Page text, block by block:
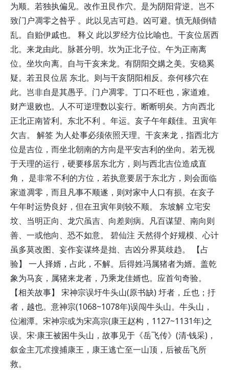
为顺。若独执偏见。改作丑艮作穴。是为阴阳背逆。岂不
致门户凋零之咎乎 。此以见吉可趋。凶可避。慎无颠倒错
乱。自贻伊戚也。 释义 此以罗经方位比喻也。干亥位居西
北。来龙由此。脉甚分明。坎为正北子位。午为正南离
位。坐坎向离。自与干亥来龙。有阴阳交媾之美。安稳奚
疑。若丑艮位居 东北。则与干亥阴阳相反。奈何移穴在
此。岂非自是其愚乎。门户凋零。丁口不旺也，家道难。
财产退败也。人不可逆理数以妄行。断断明矣。方向西北
正北正南皆利。东北不利 。年运。亥子午年颇佳。丑寅年
欠吉。 解签 为人处事必须依照天理。干亥来龙，指西北方
位是吉位，而坐北朝南的方向是平安吉利的坐向。若无视
于天理的运行，硬要移居东北方，则与西北吉位造成直
角， 是非常不利的方位，若执意要居于东北方，则会面临
家道凋零，而且凡事不顺遂，则对家中人口有损。在亥子
午年时运势良好，但在丑寅年则较不顺。 东坡解 立宅安
坟、当明正向、龙穴虽吉、向差则病。凡百谋望、南向则
善、一或他向、恐不如意。 碧仙注 天然得个好规模、心计
虽多莫改图、妄作妄谋终是拙、吉凶分界莫歧趋。 【占
验】 一人择婿，占此，不解。后得姓冯属猪者为婿。盖乾
象为马亥，属猪来龙者，乃乘龙佳婿也。应首句奇验。
【相关故事】 宋神宗误圩牛头山(原书缺) 圩者，丘也；扜
者，越也。意神宗(1068~1078年)误闯牛头山。牛头山，
位湘潭。宋神宗或为宋高宗(康王赵构，1127~1131年)之
误。宋·康王被困牛头山，故事见于《岳飞传》(清·钱采)，
叙金主兀朮搜捕康王，康王逃亡至一山顶，后被岳飞所
救。